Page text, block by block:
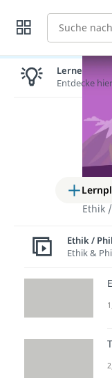
Suche
Ethik
Lernen
Entdecke
Ethik /
Ethik &